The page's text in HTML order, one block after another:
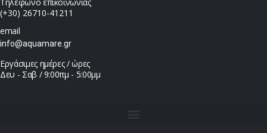
Τηλέφωνο επικοινωνίας
(+30) 26710-41211
email
info@aquamare.gr
Εργάσιμες ημέρες / ώρες
Δευ - Σαβ / 9:00πμ - 5:00μμ